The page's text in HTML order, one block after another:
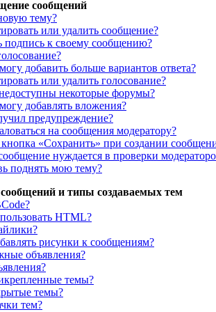
сообщений
тему?
или удалить сообщение?
подпись к своему сообщению?
добавить больше вариантов ответа?
или удалить голосование?
некоторые форумы?
добавлять вложения?
предупреждение?
на сообщения модератору?
кнопка «Сохранить» при создании
нуждается в проверки
поднять мою тему?
и типы создаваемых тем
HTML?
рисунки к сообщениям?
объявления?
темы?
темы?
тем?